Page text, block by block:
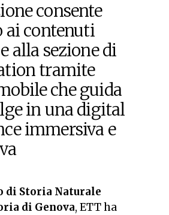
consente
ai contenuti
alla sezione di
tramite
che guida
in una digital
immersiva e
di Storia Naturale
di Genova, ETT ha